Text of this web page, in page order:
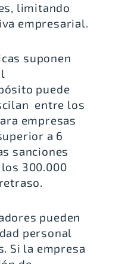
limitando
empresarial.
suponen
puede
entre los
empresas
a 6
sanciones
300.000
pueden
personal
Si la empresa